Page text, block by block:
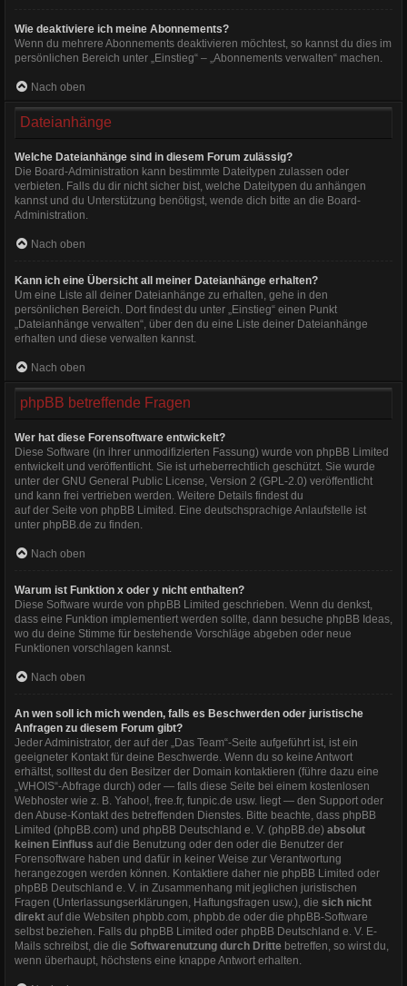
Wie deaktiviere ich meine Abonnements?
Wenn du mehrere Abonnements deaktivieren möchtest, so kannst du dies im
persönlichen Bereich unter „Einstieg“ – „Abonnements verwalten“ machen.
Nach oben
Dateianhänge
Welche Dateianhänge sind in diesem Forum zulässig?
Die Board-Administration kann bestimmte Dateitypen zulassen oder
verbieten. Falls du dir nicht sicher bist, welche Dateitypen du anhängen
kannst und du Unterstützung benötigst, wende dich bitte an die Board-
Administration.
Nach oben
Kann ich eine Übersicht all meiner Dateianhänge erhalten?
Um eine Liste all deiner Dateianhänge zu erhalten, gehe in den
persönlichen Bereich. Dort findest du unter „Einstieg“ einen Punkt
„Dateianhänge verwalten“, über den du eine Liste deiner Dateianhänge
erhalten und diese verwalten kannst.
Nach oben
phpBB betreffende Fragen
Wer hat diese Forensoftware entwickelt?
Diese Software (in ihrer unmodifizierten Fassung) wurde von phpBB Limited
entwickelt und veröffentlicht. Sie ist urheberrechtlich geschützt. Sie wurde
unter der GNU General Public License, Version 2 (GPL-2.0) veröffentlicht
und kann frei vertrieben werden. Weitere Details findest du
auf der Seite von phpBB Limited . Eine deutschsprachige Anlaufstelle ist
unter phpBB.de zu finden.
Nach oben
Warum ist Funktion x oder y nicht enthalten?
Diese Software wurde von phpBB Limited geschrieben. Wenn du denkst,
dass eine Funktion implementiert werden sollte, dann besuche phpBB Ideas
wo du deine Stimme für bestehende Vorschläge abgeben oder neue
Funktionen vorschlagen kannst.
Nach oben
An wen soll ich mich wenden, falls es Beschwerden oder juristische
Anfragen zu diesem Forum gibt?
Jeder Administrator, der auf der „Das Team“-Seite aufgeführt ist, ist ein
geeigneter Kontakt für deine Beschwerde. Wenn du so keine Antwort
erhältst, solltest du den Besitzer der Domain kontaktieren (führe dazu eine
„WHOIS“-Abfrage durch) oder — falls diese Seite bei einem kostenlosen
Webhoster wie z. B. Yahoo!, free.fr, funpic.de usw. liegt — den Support oder
den Abuse-Kontakt des betreffenden Dienstes. Bitte beachte, dass phpBB
Limited (phpBB.com) und phpBB Deutschland e. V. (phpBB.de) absolut
keinen Einfluss auf die Benutzung oder den oder die Benutzer der
Forensoftware haben und dafür in keiner Weise zur Verantwortung
herangezogen werden können. Kontaktiere daher nie phpBB Limited oder
phpBB Deutschland e. V. in Zusammenhang mit jeglichen juristischen
Fragen (Unterlassungserklärungen, Haftungsfragen usw.), die sich nicht
direkt auf die Websiten phpbb.com, phpbb.de oder die phpBB-Software
selbst beziehen. Falls du phpBB Limited oder phpBB Deutschland e. V. E-
Mails schreibst, die die Softwarenutzung durch Dritte betreffen, so wirst du,
wenn überhaupt, höchstens eine knappe Antwort erhalten.